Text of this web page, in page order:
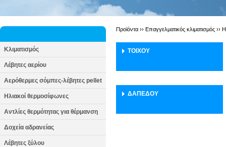
Κλιματισμός
Λέβητες αερίου
Αερόθερμες σόμπες-λέβητες pellet
Ηλιακοί θερμοσίφωνες
Αντλίες θερμότητας για θέρμανση
Δοχεία αδρανείας
Λέβητες ξύλου
Προϊόντα ›› Επαγγελματικός κλιματισμός ››
ΤΟΙΧΟΥ
ΔΑΠΕΔΟΥ